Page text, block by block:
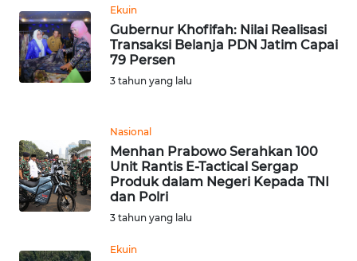
Ekuin
Gubernur Khofifah: Nilai Realisasi
Transaksi Belanja PDN Jatim Capai
79 Persen
3 tahun yang lalu
Nasional
Menhan Prabowo Serahkan 100
Unit Rantis E-Tactical Sergap
Produk dalam Negeri Kepada TNI
dan Polri
3 tahun yang lalu
Ekuin
WN
TAPANULI
UTARA
WN
PADANG
LAWAS